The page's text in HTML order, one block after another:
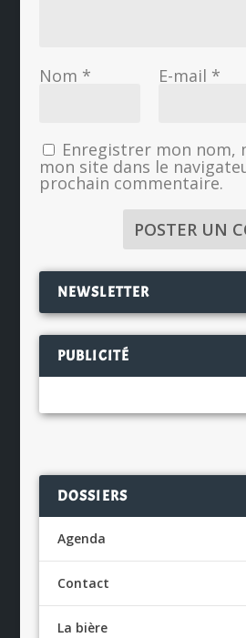
Nom * E-mail *
Enregistrer mon nom,
mon site dans le
prochain commentaire.
NEWSLETTER
PUBLICITÉ
DOSSIERS
Agenda
Contact
La bière